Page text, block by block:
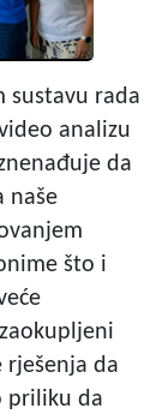
sustavu rada
analizu
da
naše
što i
rješenja da
priliku da